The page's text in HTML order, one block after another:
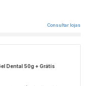
Consultar lojas
Dental 50g + Grátis